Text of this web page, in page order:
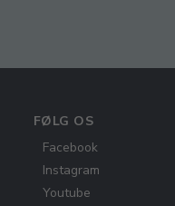
FØLG OS
Facebook
Instagram
Youtube